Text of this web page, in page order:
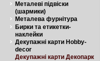
Металеві підвіски
(шармики)
Металева фурнітура
Бирки та етикетки-
наклейки
Декупажні карти Hobby-
decor
Декупажні карти Декопарк